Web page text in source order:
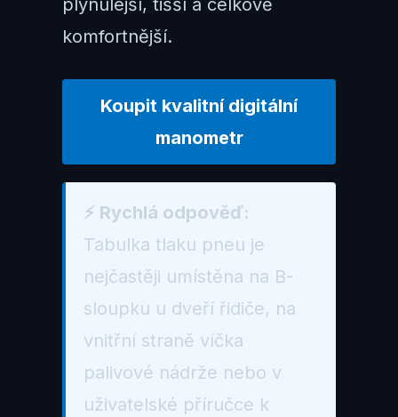
plynulejší, tišší a celkově
komfortnější.
Koupit kvalitní digitální
manometr
⚡ Rychlá odpověď:
Tabulka tlaku pneu je
nejčastěji umístěna na B-
sloupku u dveří řidiče, na
vnitřní straně víčka
palivové nádrže nebo v
uživatelské příručce k